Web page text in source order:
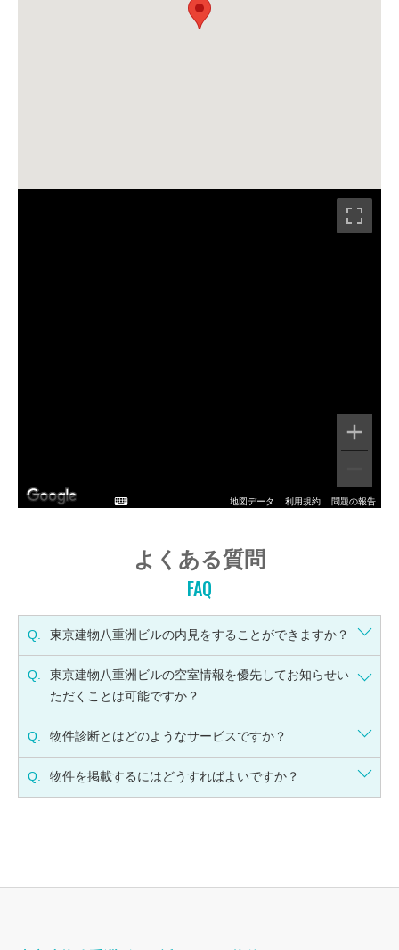
地図データ 利用規約 問題の報告
よくある質問
FAQ
Q. 東京建物八重洲ビルの内見をすることができますか？
Q.
東京建物八重洲ビルの空室情報を優先してお知らせい
ただくことは可能ですか？
Q. 物件診断とはどのようなサービスですか？
Q. 物件を掲載するにはどうすればよいですか？